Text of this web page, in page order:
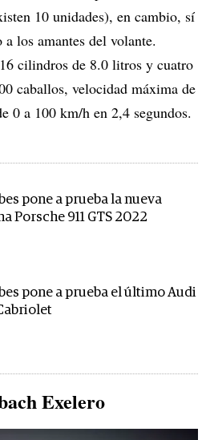
10 unidades), en cambio, sí
los amantes del volante.
cilindros de 8.0 litros y cuatro
caballos, velocidad máxima de
0 a 100 km/h en 2,4 segundos.
pone a prueba la nueva
Porsche 911 GTS 2022
pone a prueba el último Audi
Exelero